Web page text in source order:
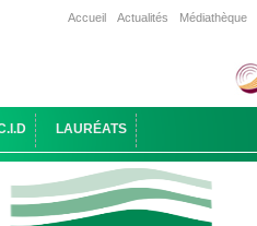
Accueil Actualités Médiathèque
LAURÉATS